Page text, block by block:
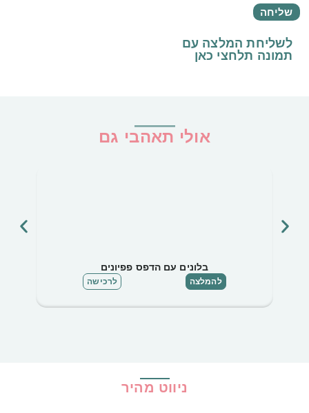
לשליחת המלצה עם
תמונה תלחצי כאן
אולי תאהבי גם
בלונים עם הדפס פפיונים
להמלצה לרכישה
ניווט מהיר